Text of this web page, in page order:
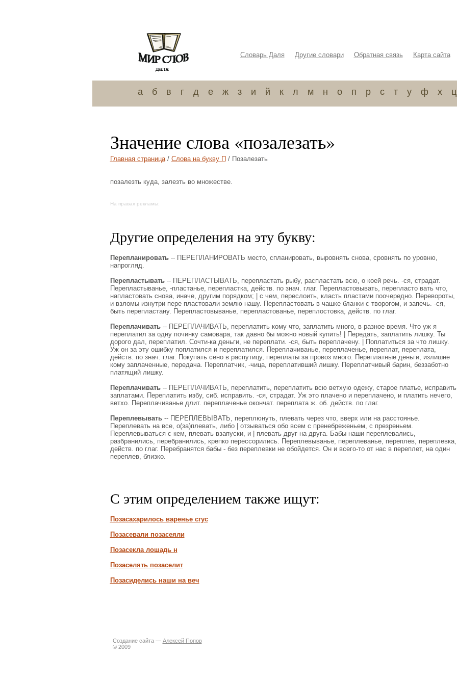
Словарь Даля Другие словари Обратная связь Карта сайта
а б в г д е ж з и й к л м н о п р с т у ф х ц
Значение слова «позалезать»
Главная страница/ Слова на букву П / Позалезать
позалезть куда, залезть во множестве.
На правах рекламы:
Другие определения на эту букву:
Перепланировать-- ПЕРЕПЛАНИРОВАТЬ место, спланировать, выровнять снова, сровнять по уровню,
напрогляд.
Перепластывать-- ПЕРЕПЛАСТЫВАТЬ, перепластать рыбу, распластать всю, о коей речь. -ся, страдат.
Перепластыванье, -пластанье, перепластка, действ. по знач. глаг. Перепластовывать, перепласто вать что,
напластовать снова, иначе, другим порядком; | с чем, переслоить, класть пластами поочередно. Перевороты,
и взломы изнутри пере пластовали землю нашу. Перепластовать в чашке бланки с творогом, и запечь. -ся,
быть перепластану. Перепластовыванье, перепластованье, переплостовка, действ. по глаг.
Переплачивать-- ПЕРЕПЛАЧИВАТЬ, переплатить кому что, заплатить много, в разное время. Что уж я
переплатил за одну починку самовара, так давно бы можно новый купить! | Передать, заплатить лишку. Ты
дорого дал, переплатил. Сочти-ка деньги, не переплати. -ся, быть переплачену. | Поплатиться за что лишку.
Уж он за эту ошибку поплатился и переплатился. Переплачиванье, переплаченье, переплат, переплата,
действ. по знач. глаг. Покупать сено в распутицу, переплаты за провоз много. Переплатные деньги, излишне
кому заплаченные, передача. Переплатчик, -чица, переплативший лишку. Переплатчивый барин, беззаботно
платящий лишку.
Переплачивать-- ПЕРЕПЛАЧИВАТЬ, переплатить, переплатить всю ветхую одежу, старое платье, исправить
заплатами. Переплатить избу, сиб. исправить. -ся, страдат. Уж это плачено и переплачено, и платить нечего,
ветхо. Переплачиванье длит. переплаченье окончат. переплата ж. об. действ. по глаг.
Переплевывать-- ПЕРЕПЛЕВЫВАТЬ, переплюнуть, плевать через что, вверх или на расстоянье.
Переплевать на все, о(за)плевать, либо | отзываться обо всем с пренебреженьем, с презреньем.
Переплевываться с кем, плевать взапуски, и | плевать друг на друга. Бабы наши переплевались,
разбранились, перебранились, крепко перессорились. Переплевыванье, переплеванье, переплев, переплевка,
действ. по глаг. Перебранятся бабы - без переплевки не обойдется. Он и всего-то от нас в переплет, на один
переплев, близко.
С этим определением также ищут:
Позасахарилось варенье сгус
Позасевали позасеяли
Позасекла лошадь н
Позаселять позаселит
Позасиделись наши на веч
Создание сайта — Алексей Попов
© 2009